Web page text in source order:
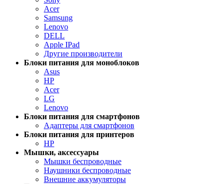
Acer
Samsung
Lenovo
DELL
Apple IPad
Другие производители
Блоки питания для моноблоков
Asus
HP
Acer
LG
Lenovo
Блоки питания для смартфонов
Адаптеры для смартфонов
Блоки питания для принтеров
HP
Мышки, аксессуары
Мышки беспроводные
Наушники беспроводные
Внешние аккумуляторы